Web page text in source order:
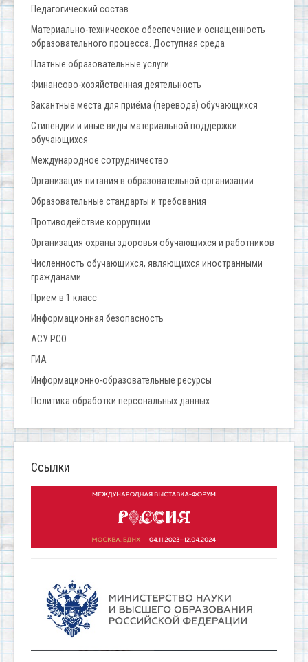
Педагогический состав
Материально-техническое обеспечение и оснащенность
образовательного процесса. Доступная среда
Платные образовательные услуги
Финансово-хозяйственная деятельность
Вакантные места для приёма (перевода) обучающихся
Стипендии и иные виды материальной поддержки
обучающихся
Международное сотрудничество
Организация питания в образовательной организации
Образовательные стандарты и требования
Противодействие коррупции
Организация охраны здоровья обучающихся и работников
Численность обучающихся, являющихся иностранными
гражданами
Прием в 1 класс
Информационная безопасность
АСУ РСО
ГИА
Информационно-образовательные ресурсы
Политика обработки персональных данных
Ссылки